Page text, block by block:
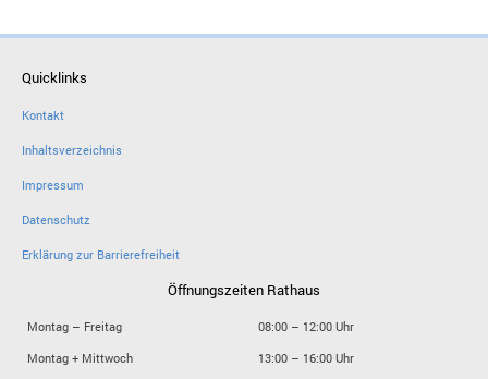
Quicklinks
Kontakt
Inhaltsverzeichnis
Impressum
Datenschutz
Erklärung zur Barrierefreiheit
Öffnungszeiten Rathaus
Montag – Freitag
08:00 – 12:00 Uhr
Montag + Mittwoch
13:00 – 16:00 Uhr